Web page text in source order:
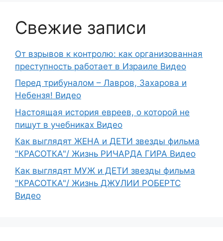
Свежие записи
От взрывов к контролю: как организованная
преступность работает в Израиле Видео
Перед трибуналом – Лавров, Захарова и
Небензя! Видео
Настоящая история евреев, о которой не
пишут в учебниках Видео
Как выглядят ЖЕНА и ДЕТИ звезды фильма
"КРАСОТКА"/ Жизнь РИЧАРДА ГИРА Видео
Как выглядят МУЖ и ДЕТИ звезды фильма
"КРАСОТКА"/ Жизнь ДЖУЛИИ РОБЕРТС
Видео